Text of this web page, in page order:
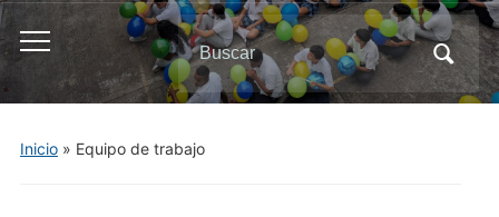
Inicio» Equipo de trabajo